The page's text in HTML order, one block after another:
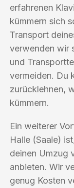
erfahrenen
kümmern sich
Transport
verwenden wir
und
vermeiden. Du
zurücklehnen,
kümmern.
Ein weiterer
Halle (Saale)
deinen Umzug
anbieten. Wir
genug Kosten